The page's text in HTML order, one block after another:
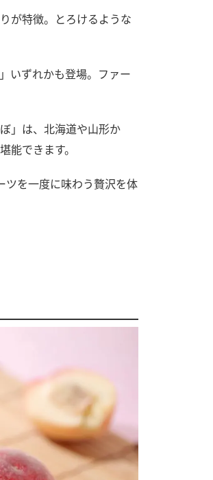
が特徴。とろけるような
いずれかも登場。ファー
」は、北海道や山形か
能できます。
ツを一度に味わう贅沢を体